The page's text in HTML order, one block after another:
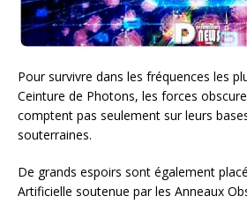
Pour survivre dans les fréquences les
Ceinture de Photons, les forces
comptent pas seulement sur leurs
souterraines.
De grands espoirs sont également
Artificielle soutenue par les Anneaux